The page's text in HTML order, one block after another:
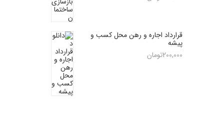
قرارداد اجاره و رهن محل کسب و
پیشه
200,000تومان